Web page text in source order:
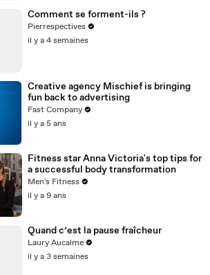
Comment se forment-ils ?
Pierrespectives
il y a 4 semaines
Creative agency Mischief is bringing
fun back to advertising
Fast Company
il y a 5 ans
Fitness star Anna Victoria's top tips for
a successful body transformation
Men's Fitness
il y a 9 ans
Quand c’est la pause fraîcheur
Laury Aucalme
il y a 3 semaines